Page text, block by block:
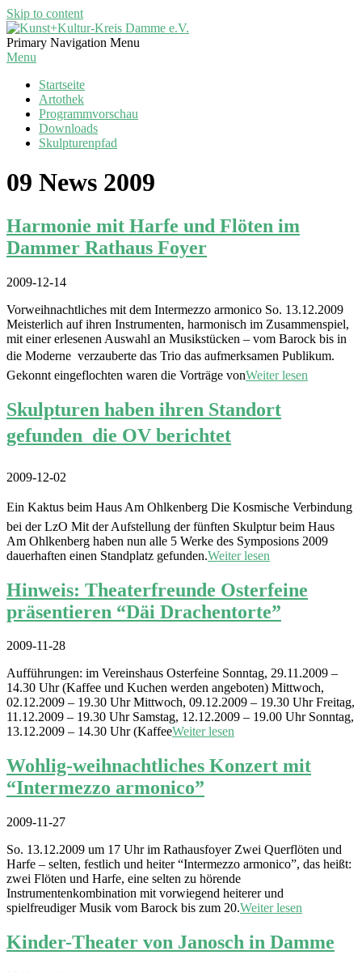
Skip to content
Kunst+Kultur-
Kreis
Primary Navigation Menu
Menu
Startseite
Artothek
Programmvorschau
Downloads
Skulpturenpfad
09 News 2009
Harmonie mit Harfe und Flöten im
Dammer Rathaus Foyer
2009-12-14
Vorweihnachtliches mit dem Intermezzo armonico So. 13.12.2009
Meisterlich auf ihren Instrumenten, harmonisch im Zusammenspiel,
mit einer erlesenen Auswahl an Musikstücken – vom Barock bis in
die Moderne  verzauberte das Trio das aufmerksamen Publikum.
Gekonnt eingeflochten waren die Vorträge vonWeiter lesen
Skulpturen haben ihren Standort
gefunden  die OV berichtet
2009-12-02
Ein Kaktus beim Haus Am Ohlkenberg Die Kosmische Verbindung
bei der LzO Mit der Aufstellung der fünften Skulptur beim Haus
Am Ohlkenberg haben nun alle 5 Werke des Symposions 2009
dauerhaften einen Standplatz gefunden.Weiter lesen
Hinweis: Theaterfreunde Osterfeine
präsentieren “Däi Drachentorte”
2009-11-28
Aufführungen: im Vereinshaus Osterfeine Sonntag, 29.11.2009 –
14.30 Uhr (Kaffee und Kuchen werden angeboten) Mittwoch,
02.12.2009 – 19.30 Uhr Mittwoch, 09.12.2009 – 19.30 Uhr Freitag,
11.12.2009 – 19.30 Uhr Samstag, 12.12.2009 – 19.00 Uhr Sonntag,
13.12.2009 – 14.30 Uhr (KaffeeWeiter lesen
Wohlig-weihnachtliches Konzert mit
“Intermezzo armonico”
2009-11-27
So. 13.12.2009 um 17 Uhr im Rathausfoyer Zwei Querflöten und
Harfe – selten, festlich und heiter “Intermezzo armonico”, das heißt:
zwei Flöten und Harfe, eine selten zu hörende
Instrumentenkombination mit vorwiegend heiterer und
spielfreudiger Musik vom Barock bis zum 20.Weiter lesen
Kinder-Theater von Janosch in Damme